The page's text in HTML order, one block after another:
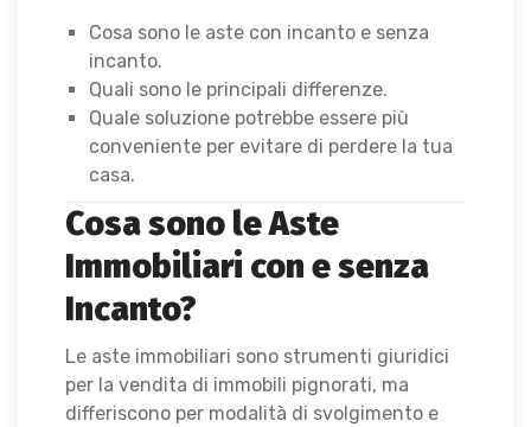
Cosa sono le aste con incanto e senza
incanto.
Quali sono le principali differenze.
Quale soluzione potrebbe essere più
conveniente per evitare di perdere la tua
casa.
Cosa sono le Aste
Immobiliari con e senza
Incanto?
Le aste immobiliari sono strumenti giuridici
per la vendita di immobili pignorati, ma
differiscono per modalità di svolgimento e